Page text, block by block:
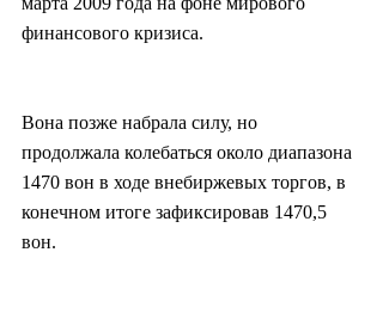
финансового кризиса.
Вона позже набрала силу, но
продолжала колебаться около диапазона
1470 вон в ходе внебиржевых торгов, в
конечном итоге зафиксировав 1470,5
вон.